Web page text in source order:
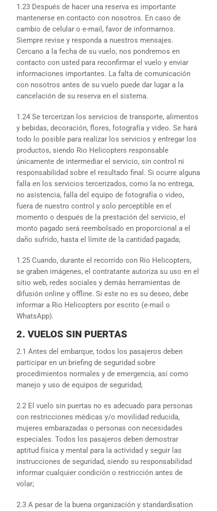
1.23 Después de hacer una reserva es importante
mantenerse en contacto con nosotros. En caso de
cambio de celular o e-mail, favor de informarnos.
Siempre revise y responda a nuestros mensajes.
Cercano a la fecha de su vuelo, nos pondremos en
contacto con usted para reconfirmar el vuelo y enviar
informaciones importantes. La falta de comunicación
con nosotros antes de su vuelo puede dar lugar a la
cancelación de su reserva en el sistema.
1.24 Se tercerizan los servicios de transporte, alimentos
y bebidas, decoración, flores, fotografía y video. Se hará
todo lo posible para realizar los servicios y entregar los
productos, siendo Rio Helicopters responsable
únicamente de intermediar el servicio, sin control ni
responsabilidad sobre el resultado final. Si ocurre alguna
falla en los servicios tercerizados, como la no entrega,
no asistencia, falla del equipo de fotografía o video,
fuera de nuestro control y solo perceptible en el
momento o después de la prestación del servicio, el
monto pagado será reembolsado en proporcional a el
daño sufrido, hasta el límite de la cantidad pagada;
1.25 Cuando, durante el recorrido con Rio Helicopters,
se graben imágenes, el contratante autoriza su uso en el
sitio web, redes sociales y demás herramientas de
difusión online y offline. Si este no es su deseo, debe
informar a Rio Helicopters por escrito (e-mail o
WhatsApp).
2. VUELOS SIN PUERTAS
2.1 Antes del embarque, todos los pasajeros deben
participar en un briefing de seguridad sobre
procedimientos normales y de emergencia, así como
manejo y uso de equipos de seguridad;
2.2 El vuelo sin puertas no es adecuado para personas
con restricciones médicas y/o movilidad reducida,
mujeres embarazadas o personas con necesidades
especiales. Todos los pasajeros deben demostrar
aptitud física y mental para la actividad y seguir las
instrucciones de seguridad, siendo su responsabilidad
informar cualquier condición o restricción antes de
volar;
2.3 A pesar de la buena organización y standardisation